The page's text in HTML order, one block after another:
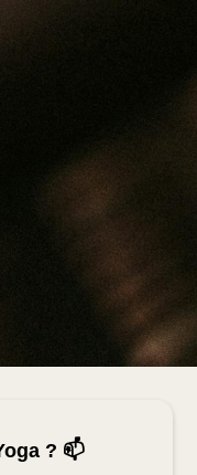
? 📫